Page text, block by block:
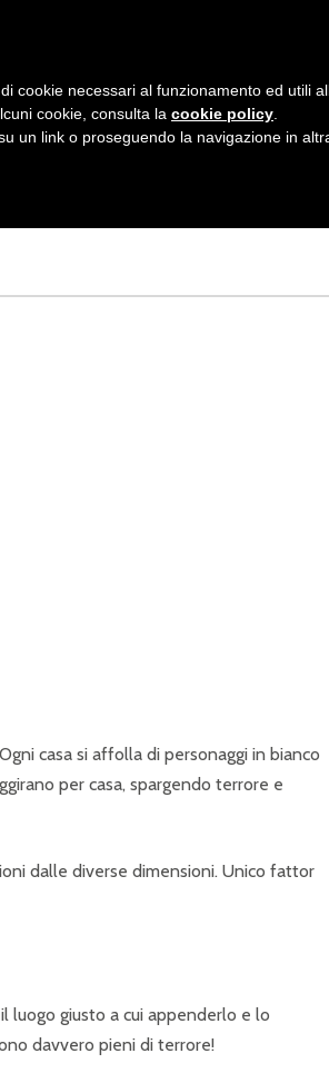
casa si affolla di personaggi in bianco
per casa, spargendo terrore e
dalle diverse dimensioni. Unico fattor
luogo giusto a cui appenderlo e lo
davvero pieni di terrore!
cookie necessari al funzionamento ed utili
cookie, consulta la cookie policy
un link o proseguendo la navigazione in